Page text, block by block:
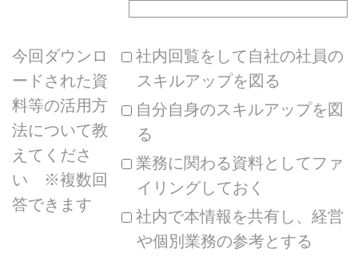
今回ダウンロ
ードされた資
料等の活用方
法について教
えてくださ
い ※複数回
答できます
社内回覧をして自社の社員の
スキルアップを図る
自分自身のスキルアップを図
る
業務に関わる資料としてファ
イリングしておく
社内で本情報を共有し、経営
や個別業務の参考とする